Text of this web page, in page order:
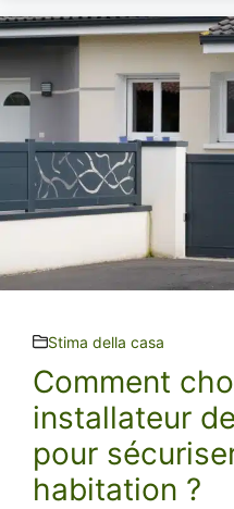
Stima della casa
Comment
installateur
pour
habitation ?